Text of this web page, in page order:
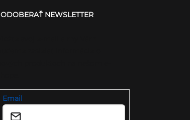
ODOBERAŤ NEWSLETTER
Email